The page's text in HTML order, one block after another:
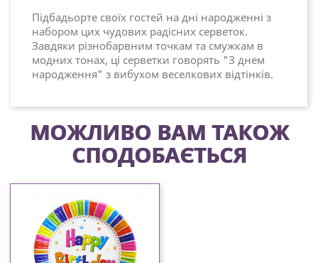
Підбадьорте своїх гостей на дні народженні з
набором цих чудових радісних серветок.
Завдяки різнобарвним точкам та смужкам в
модних тонах, ці серветки говорять "З днем
народження" з вибухом веселкових відтінків.
МОЖЛИВО ВАМ ТАКОЖ
СПОДОБАЄТЬСЯ